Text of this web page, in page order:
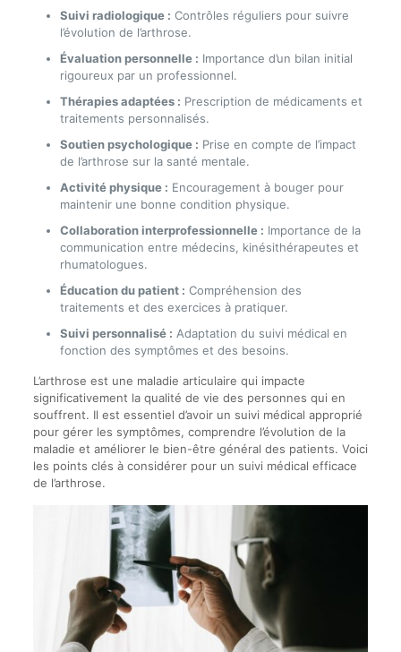
Suivi radiologique : Contrôles réguliers pour suivre
l’évolution de l’arthrose.
Évaluation personnelle : Importance d’un bilan initial
rigoureux par un professionnel.
Thérapies adaptées : Prescription de médicaments et
traitements personnalisés.
Soutien psychologique : Prise en compte de l’impact
de l’arthrose sur la santé mentale.
Activité physique : Encouragement à bouger pour
maintenir une bonne condition physique.
Collaboration interprofessionnelle : Importance de la
communication entre médecins, kinésithérapeutes et
rhumatologues.
Éducation du patient : Compréhension des
traitements et des exercices à pratiquer.
Suivi personnalisé : Adaptation du suivi médical en
fonction des symptômes et des besoins.
L’arthrose est une maladie articulaire qui impacte
significativement la qualité de vie des personnes qui en
souffrent. Il est essentiel d’avoir un suivi médical approprié
pour gérer les symptômes, comprendre l’évolution de la
maladie et améliorer le bien-être général des patients. Voici
les points clés à considérer pour un suivi médical efficace
de l’arthrose.